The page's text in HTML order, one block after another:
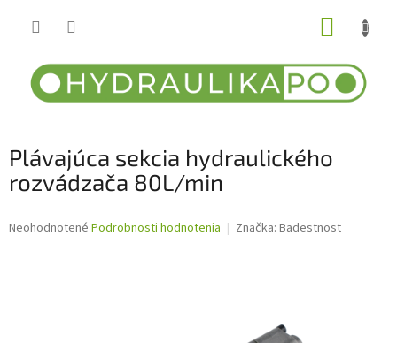
Plávajúca sekcia hydraulického
rozvádzača 80L/min
Priemerné
Neohodnotené Podrobnosti hodnotenia Značka: Badestnost